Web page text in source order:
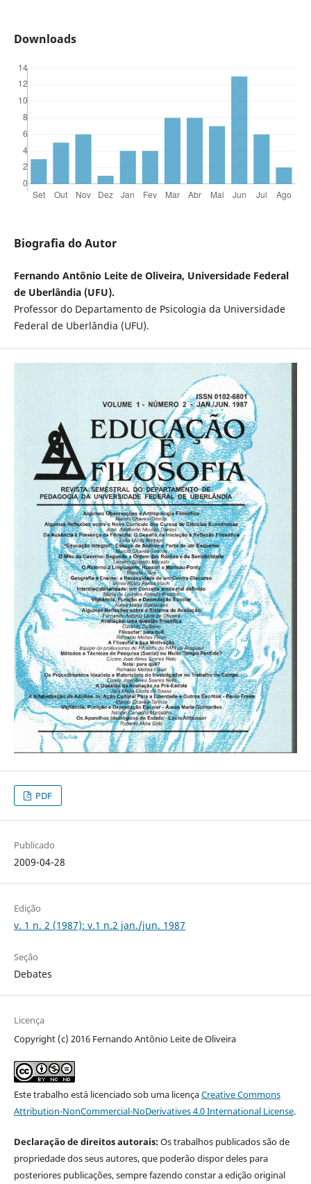
Downloads
Biografia do Autor
Fernando Antônio Leite de Oliveira, Universidade Federal
de Uberlândia (UFU).
Professor do Departamento de Psicologia da Universidade
Federal de Uberlândia (UFU).
PDF
Publicado
2009-04-28
Edição
v. 1 n. 2 (1987): v.1 n.2 jan./jun. 1987
Seção
Debates
Licença
Copyright (c) 2016 Fernando Antônio Leite de Oliveira
Este trabalho está licenciado sob uma licençaCreative Commons
Attribution-NonCommercial-NoDerivatives 4.0 International License.
Declaração de direitos autorais:Os trabalhos publicados são de
propriedade dos seus autores, que poderão dispor deles para
posteriores publicações, sempre fazendo constar a edição original